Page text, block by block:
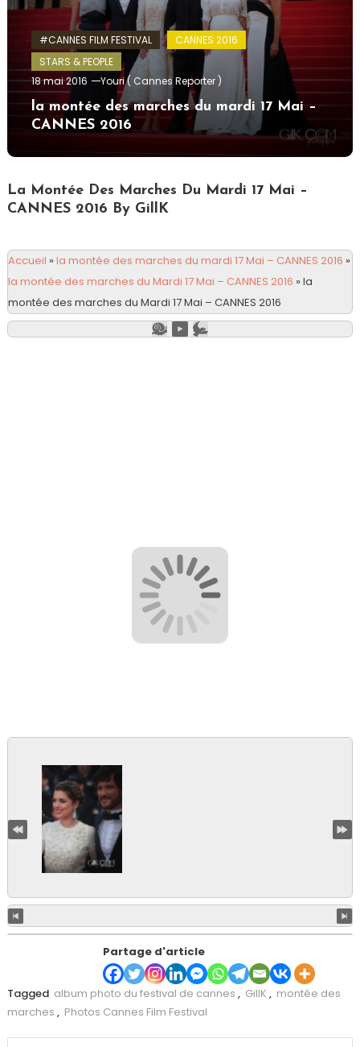
#CANNES FILM FESTIVAL
CANNES 2016
STARS & PEOPLE
18 mai 2016
Youri ( Cannes Reporter )
la montée des marches du mardi 17 Mai –
CANNES 2016
La Montée Des Marches Du Mardi 17 Mai –
CANNES 2016 By GillK
Accueil »la montée des marches du mardi 17 Mai – CANNES 2016 »
la montée des marches du Mardi 17 Mai – CANNES 2016 »la
montée des marches du Mardi 17 Mai – CANNES 2016
Partage d'article
Tagged album photo du festival de cannes , GillK , montée des
marches , Photos Cannes Film Festival